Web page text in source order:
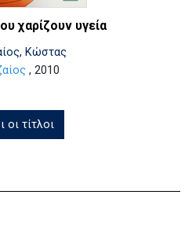
χαρίζουν υγεία
Κώστας
, 2010
οι τίτλοι